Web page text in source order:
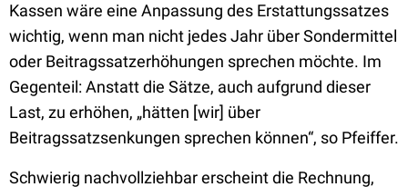
Kassen wäre eine Anpassung des Erstattungssatzes
wichtig, wenn man nicht jedes Jahr über Sondermittel
oder Beitragssatzerhöhungen sprechen möchte. Im
Gegenteil: Anstatt die Sätze, auch aufgrund dieser
Last, zu erhöhen, „hätten [wir] über
Beitragssatzsenkungen sprechen können“, so Pfeiffer.
Schwierig nachvollziehbar erscheint die Rechnung,